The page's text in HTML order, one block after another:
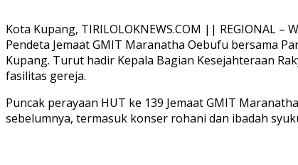
Kota Kupang, TIRILOLOKNEWS.COM || REGIONAL
Pendeta Jemaat GMIT Maranatha Oebufu bersama
Kupang. Turut hadir Kepala Bagian Kesejahteraan
fasilitas gereja.
Puncak perayaan HUT ke 139 Jemaat GMIT
sebelumnya, termasuk konser rohani dan ibadah